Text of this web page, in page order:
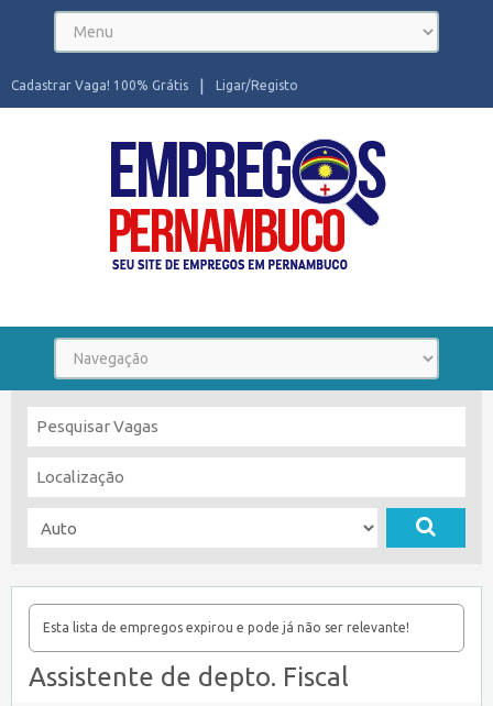
Ligar/Registo
Cadastrar Vaga! 100% Grátis
Esta lista de empregos expirou e pode já não ser relevante!
Assistente de depto. Fiscal